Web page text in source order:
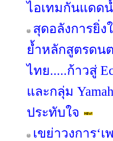
ไอเทมกันแดด
สุดอลังการยิ่ง
ย้ำหลักสูตรดน
ไทย.....ก้าวสู่
และกลุ่ม
ประทับใจ
เขย่าวงการ‘